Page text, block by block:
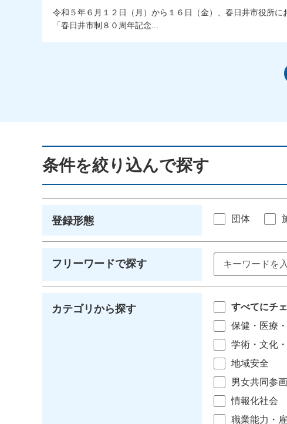
令和５年６月１２日（月）から１６日（金）、春日井市役所に
「春日井市制８０周年記念...
条件を絞り込んで探す
登録形態 団体
フリーワードで探す
カテゴリから探す
すべてにチ
保健・医療
学術・文化
地域安全
男女共同参
情報化社会
職業能力・